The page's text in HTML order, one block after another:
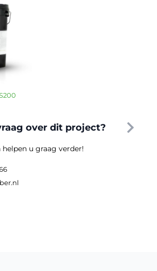
over dit project?
helpen u graag verder!